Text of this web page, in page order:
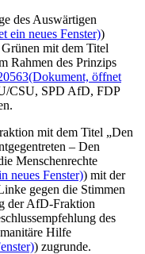
des Auswärtigen
ein neues Fenster))
mit dem Titel
Rahmen des Prinzips
(Dokument, öffnet
CSU, SPD AfD, FDP
mit dem Titel „Den
– Den
Menschenrechte
neues Fenster)) mit der
gegen die Stimmen
der AfD-Fraktion
des
Hilfe
) zugrunde.